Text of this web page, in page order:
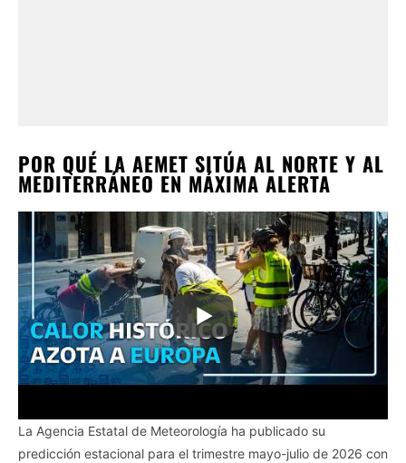
POR QUÉ LA AEMET SITÚA AL NORTE Y AL
MEDITERRÁNEO EN MÁXIMA ALERTA
La Agencia Estatal de Meteorología ha publicado su
predicción estacional para el trimestre mayo-julio de 2026 con